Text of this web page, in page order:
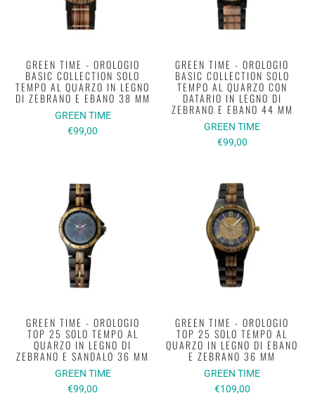
GREEN TIME - OROLOGIO
BASIC COLLECTION SOLO
TEMPO AL QUARZO IN LEGNO
DI ZEBRANO E EBANO 38 MM
GREEN TIME
€99,00
GREEN TIME - OROLOGIO
BASIC COLLECTION SOLO
TEMPO AL QUARZO CON
DATARIO IN LEGNO DI
ZEBRANO E EBANO 44 MM
GREEN TIME
€99,00
GREEN TIME - OROLOGIO
TOP 25 SOLO TEMPO AL
QUARZO IN LEGNO DI
ZEBRANO E SANDALO 36 MM
GREEN TIME
€99,00
GREEN TIME - OROLOGIO
TOP 25 SOLO TEMPO AL
QUARZO IN LEGNO DI EBANO
E ZEBRANO 36 MM
GREEN TIME
€109,00